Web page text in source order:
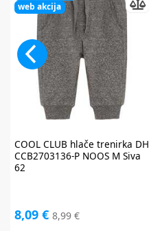
web akcija
COOL CLUB hlače trenirka DH
CCB2703136-P NOOS M Siva
62
8,09 € 8,99 €